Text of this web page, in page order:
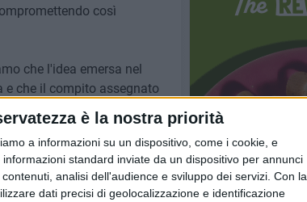
è la nostra priorità
a informazioni su un dispositivo, come i cookie, e
standard inviate da un dispositivo per annunci
analisi dell'audience e sviluppo dei servizi. Con la
dati precisi di geolocalizzazione e identificazione
così
che l'idea emersa nel
e che il compito assegnato
Confapi Matera si rende